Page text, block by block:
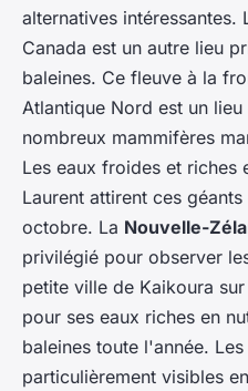
alternatives intéressantes.
Canada est un autre lieu
baleines. Ce fleuve à la
Atlantique Nord est un
nombreux mammifères
Les eaux froides et riches
Laurent attirent ces
octobre. La Nouvelle-
privilégié pour observer
petite ville de Kaikoura
pour ses eaux riches en
baleines toute l'année.
particulièrement visibles